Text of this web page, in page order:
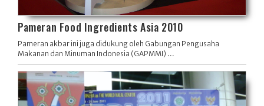
Pameran Food Ingredients Asia 2010
Pameran akbar ini juga didukung oleh Gabungan Pengusaha
Makanan dan Minuman Indonesia (GAPMMI) ...